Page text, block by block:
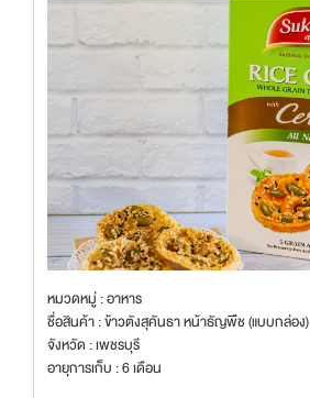
หมวดหมู่ : อาหาร
ชื่อสินค้า : ข้าวตังสุคันธา หน้าธัญพืช (แบบกล่อง)
จังหวัด : เพชรบุรี
อายุการเก็บ : 6 เดือน